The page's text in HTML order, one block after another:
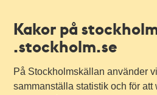
Kakor på
.stockholm.se
På Stockholmskällan använder
sammanställa statistik och för att